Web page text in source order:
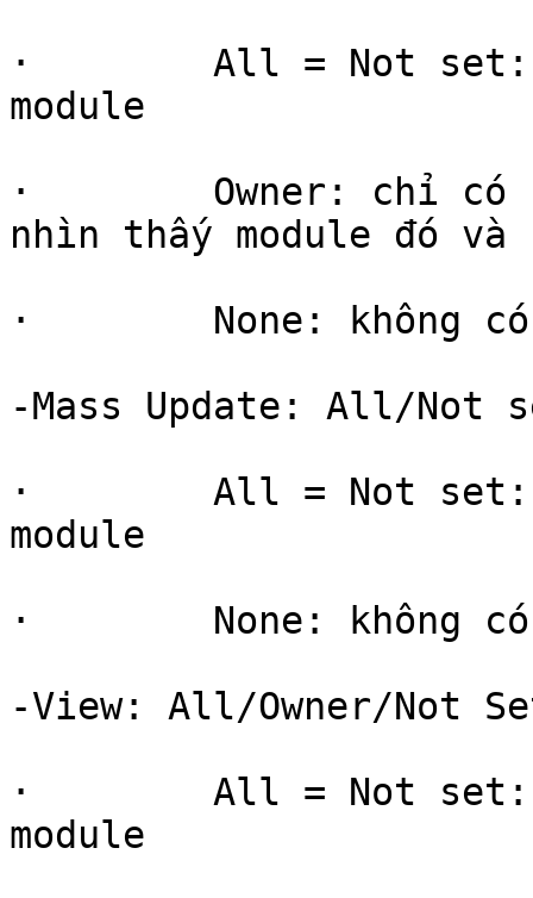
·        All = Not set:
module
·        Owner: chỉ có
nhìn thấy module đó
·        None: không có
-Mass Update: All/Not
·        All = Not set:
module
·        None: không có
-View: All/Owner/Not
·        All = Not set:
module